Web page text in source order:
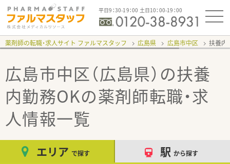
平日9：30-19：00 土日10：00-19：00
薬剤師の転職・求人サイト ファルマスタッフ 広島県 広島市中区 扶養内
広島市中区（広島県）の扶養
内勤務OKの薬剤師転職・求
人情報一覧
エリア で探す 駅 から探す